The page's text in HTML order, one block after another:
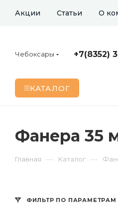
Акции Статьи О
Чебоксары +7(8352)
КАТАЛОГ
Фанера 35
Главная — Каталог —
ФИЛЬТР ПО ПАРАМЕТРАМ